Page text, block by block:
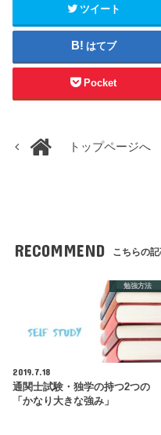
ツイート
はてブ
Pocket
トップページへ
RECOMMEND こちらの記
勉強方法
2019.7.18
通関士試験・独学の持つ2つの
「かなり大きな強み」